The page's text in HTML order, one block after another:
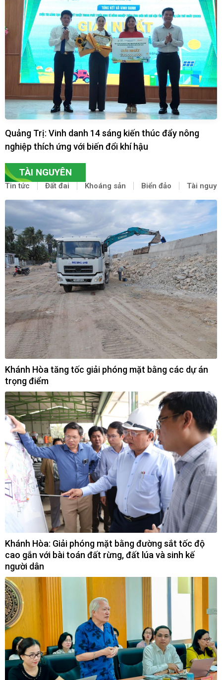
Quảng Trị: Vinh danh 14 sáng kiến thúc đẩy nông
nghiệp thích ứng với biến đổi khí hậu
TÀI NGUYÊN
Tin tức Đất đai Khoáng sản Biển đảo Tài
Khánh Hòa tăng tốc giải phóng mặt bằng các dự án
trọng điểm
Khánh Hòa: Giải phóng mặt bằng đường sắt tốc độ
cao gắn với bài toán đất rừng, đất lúa và sinh kế
người dân